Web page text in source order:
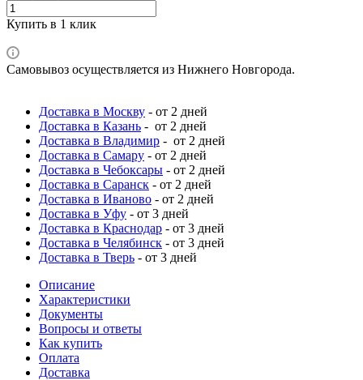
Купить в 1 клик
Самовывоз осуществляется из Нижнего Новгорода.
Доставка в Москву - от 2 дней
Доставка в Казань - от 2 дней
Доставка в Владимир - от 2 дней
Доставка в Самару - от 2 дней
Доставка в Чебоксары - от 2 дней
Доставка в Саранск - от 2 дней
Доставка в Иваново - от 2 дней
Доставка в Уфу - от 3 дней
Доставка в Краснодар - от 3 дней
Доставка в Челябинск - от 3 дней
Доставка в Тверь - от 3 дней
Описание
Характеристики
Документы
Вопросы и ответы
Как купить
Оплата
Доставка